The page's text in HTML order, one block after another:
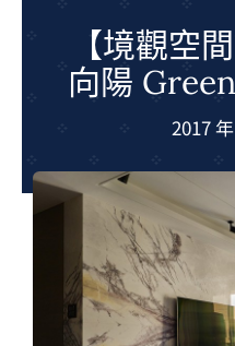
【境觀空
向陽
2017